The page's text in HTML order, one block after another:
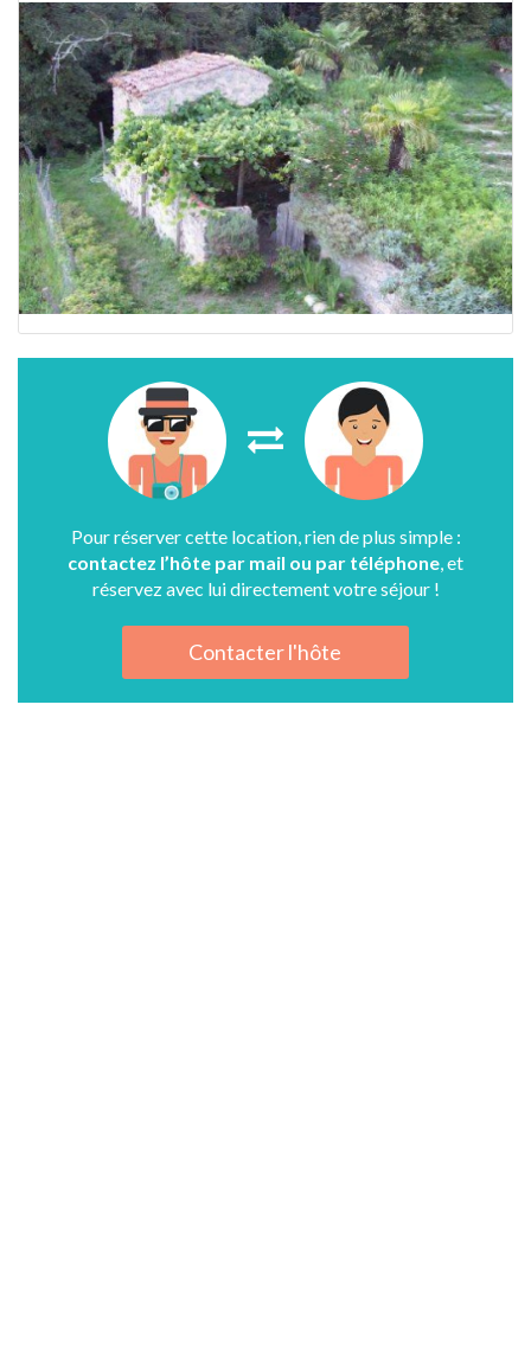
Pour réserver cette location, rien de plus simple :
contactez l’hôte par mail ou par téléphone , et
réservez avec lui directement votre séjour !
Contacter l'hôte